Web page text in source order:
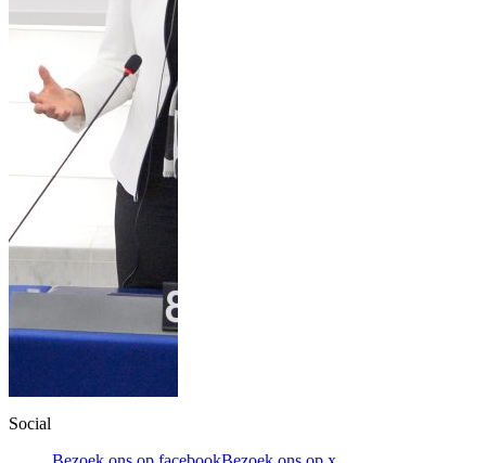
Social